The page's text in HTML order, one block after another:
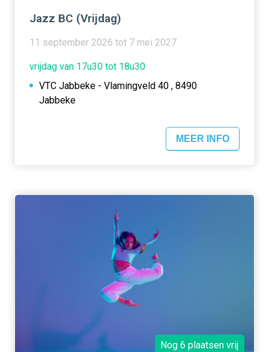
Jazz BC (Vrijdag)
11 september 2026 tot 7 mei 2027
vrijdag van 17u30 tot 18u30
VTC Jabbeke - Vlamingveld 40 , 8490
Jabbeke
MEER INFO
Nog 6 plaatsen vrij